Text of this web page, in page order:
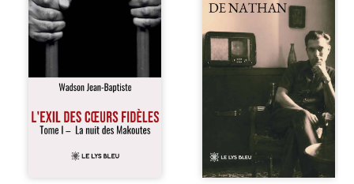
traversent les
années. » Haïti,
sous la dictature
des Duvalier. La
peur s’étend
jusque dans les
villages les plus
reculés. À Bainet,
Jean-Joël Joli
mène une
avec sa famille.
au printemps
2026. Pour la
première fois,
Stéphane Ezra,
médium, a pu
communiquer
avec son père,
disparu depuis
plus de vingt ans
et qu’il n’a jamais
connu. De ce
dialogue par-delà
la mort naissent